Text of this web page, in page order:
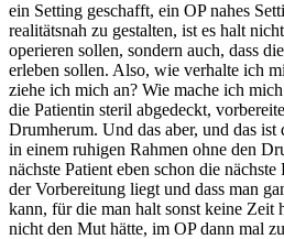
ein Setting geschafft, ein OP nahes
realitätsnah zu gestalten, ist es halt
operieren sollen, sondern auch, dass
erleben sollen. Also, wie verhalte ich
ziehe ich mich an? Wie mache ich
die Patientin steril abgedeckt,
Drumherum. Und das aber, und das
in einem ruhigen Rahmen ohne den
nächste Patient eben schon die
der Vorbereitung liegt und dass man
kann, für die man halt sonst keine Zeit
nicht den Mut hätte, im OP dann mal